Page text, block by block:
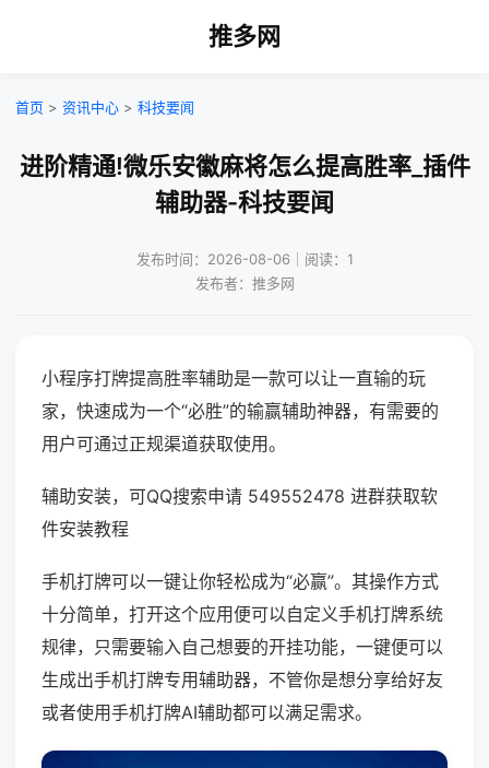
推多网
首页 > 资讯中心 > 科技要闻
进阶精通!微乐安徽麻将怎么提高胜率_插件
辅助器-科技要闻
发布时间：2026-08-06｜阅读：1
发布者：推多网
小程序打牌提高胜率辅助是一款可以让一直输的玩
家，快速成为一个“必胜”的输赢辅助神器，有需要的
用户可通过正规渠道获取使用。
辅助安装，可QQ搜索申请 549552478 进群获取软
件安装教程
手机打牌可以一键让你轻松成为“必赢”。其操作方式
十分简单，打开这个应用便可以自定义手机打牌系统
规律，只需要输入自己想要的开挂功能，一键便可以
生成出手机打牌专用辅助器，不管你是想分享给好友
或者使用手机打牌AI辅助都可以满足需求。